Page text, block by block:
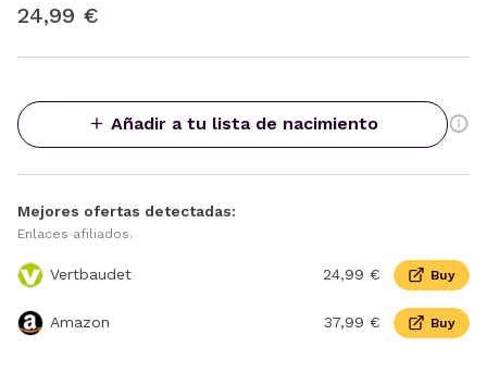
24,99 €
Añadir a tu lista de nacimiento
Mejores ofertas detectadas:
Enlaces afiliados.
Vertbaudet 24,99 € Buy
Amazon 37,99 € Buy